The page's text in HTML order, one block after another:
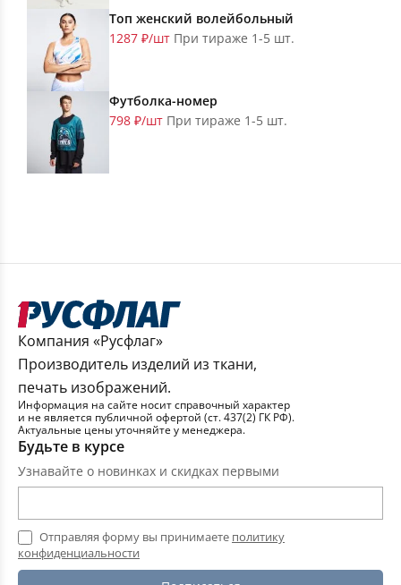
Топ женский волейбольный
1287 ₽/шт При тираже 1-5 шт.
Футболка-номер
798 ₽/шт При тираже 1-5 шт.
Компания «Русфлаг»
Производитель изделий из ткани,
печать изображений.
Информация на сайте носит справочный характер
и не является публичной офертой (ст. 437(2) ГК РФ).
Актуальные цены уточняйте у менеджера.
Будьте в курсе
Узнавайте о новинках и скидках первыми
Отправляя форму вы принимаете политику
конфиденциальности